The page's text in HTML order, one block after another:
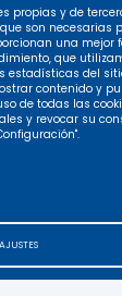
propias y de
son necesarias
una mejor
que
estadísticas del
contenido y
uso de todas las
y revocar su
AJUSTES